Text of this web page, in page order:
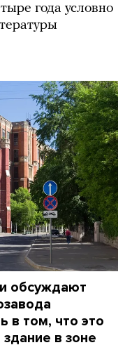
года условно
обсуждают
в том, что это
в зоне